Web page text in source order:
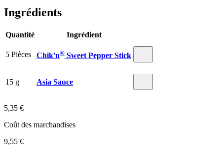
Ingrédients
Quantité Ingrédient
5 Pièces Chik'n® Sweet Pepper Stick
15 g Asia Sauce
5,35 €
Coût des marchandises
9,55 €